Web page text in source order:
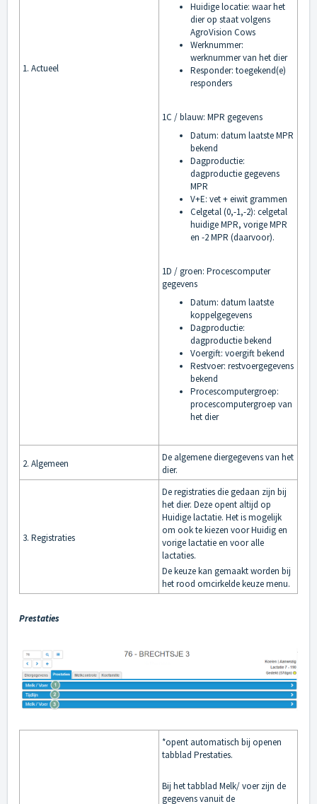
1. Actueel
Huidige locatie: waar het
dier op staat volgens
AgroVision Cows
Werknummer:
werknummer van het dier
Responder: toegekend(e)
responders
1C / blauw: MPR gegevens
Datum: datum laatste MPR
bekend
Dagproductie:
dagproductie gegevens
MPR
V+E: vet + eiwit grammen
Celgetal (0,-1,-2): celgetal
huidige MPR, vorige MPR
en -2 MPR (daarvoor).
1D / groen: Procescomputer
gegevens
Datum: datum laatste
koppelgegevens
Dagproductie:
dagproductie bekend
Voergift: voergift bekend
Restvoer: restvoergegevens
bekend
Procescomputergroep:
procescomputergroep van
het dier
2. Algemeen
De algemene diergegevens van het
dier.
3. Registraties
De registraties die gedaan zijn bij
het dier. Deze opent altijd op
Huidige lactatie. Het is mogelijk
om ook te kiezen voor Huidig en
vorige lactatie en voor alle
lactaties.
De keuze kan gemaakt worden bij
het rood omcirkelde keuze menu.
Prestaties
*opent automatisch bij openen
tabblad Prestaties.
Bij het tabblad Melk/ voer zijn de
gegevens vanuit de